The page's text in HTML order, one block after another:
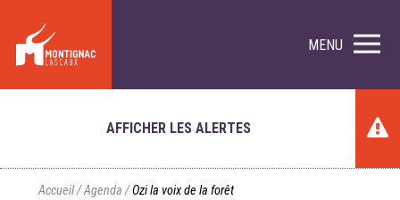
MENU
AFFICHER LES ALERTES
Accueil/Agenda /Ozi la voix de la forêt